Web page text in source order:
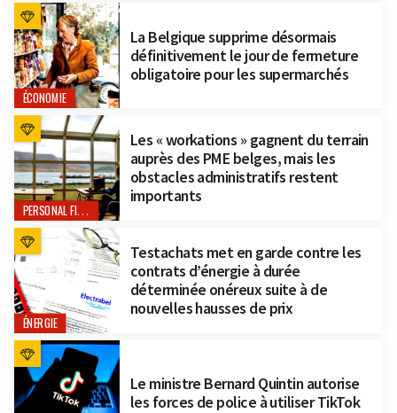
ÉCONOMIE
La Belgique supprime désormais
définitivement le jour de fermeture
obligatoire pour les supermarchés
PERSONAL FINANCE
Les « workations » gagnent du terrain
auprès des PME belges, mais les
obstacles administratifs restent
importants
ÉNERGIE
Testachats met en garde contre les
contrats d’énergie à durée
déterminée onéreux suite à de
nouvelles hausses de prix
Le ministre Bernard Quintin autorise
les forces de police à utiliser TikTok